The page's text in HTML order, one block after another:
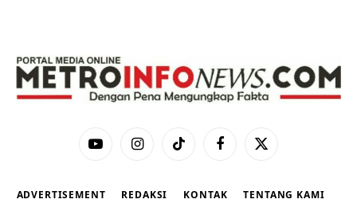
YouTubeInstagramTikTok Facebook
X
ADVERTISEMENT REDAKSI KONTAK TENTANG KAMI